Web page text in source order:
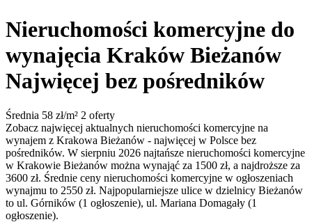
Nieruchomości komercyjne do
wynajęcia Kraków Bieżanów
Najwięcej bez pośredników
Średnia 58 zł/m² 2 oferty
Zobacz najwięcej aktualnych nieruchomości komercyjne na
wynajem z Krakowa Bieżanów - najwięcej w Polsce bez
pośredników. W sierpniu 2026 najtańsze nieruchomości komercyjne
w Krakowie Bieżanów można wynająć za 1500 zł, a najdroższe za
3600 zł. Średnie ceny nieruchomości komercyjne w ogłoszeniach
wynajmu to 2550 zł. Najpopularniejsze ulice w dzielnicy Bieżanów
to ul. Górników (1 ogłoszenie), ul. Mariana Domagały (1
ogłoszenie).